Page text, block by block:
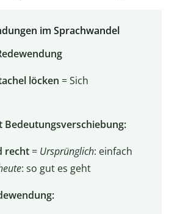
im Sprachwandel
löcken = Sich
Bedeutungsverschiebung:
recht= Ursprünglich: einfach
: so gut es geht